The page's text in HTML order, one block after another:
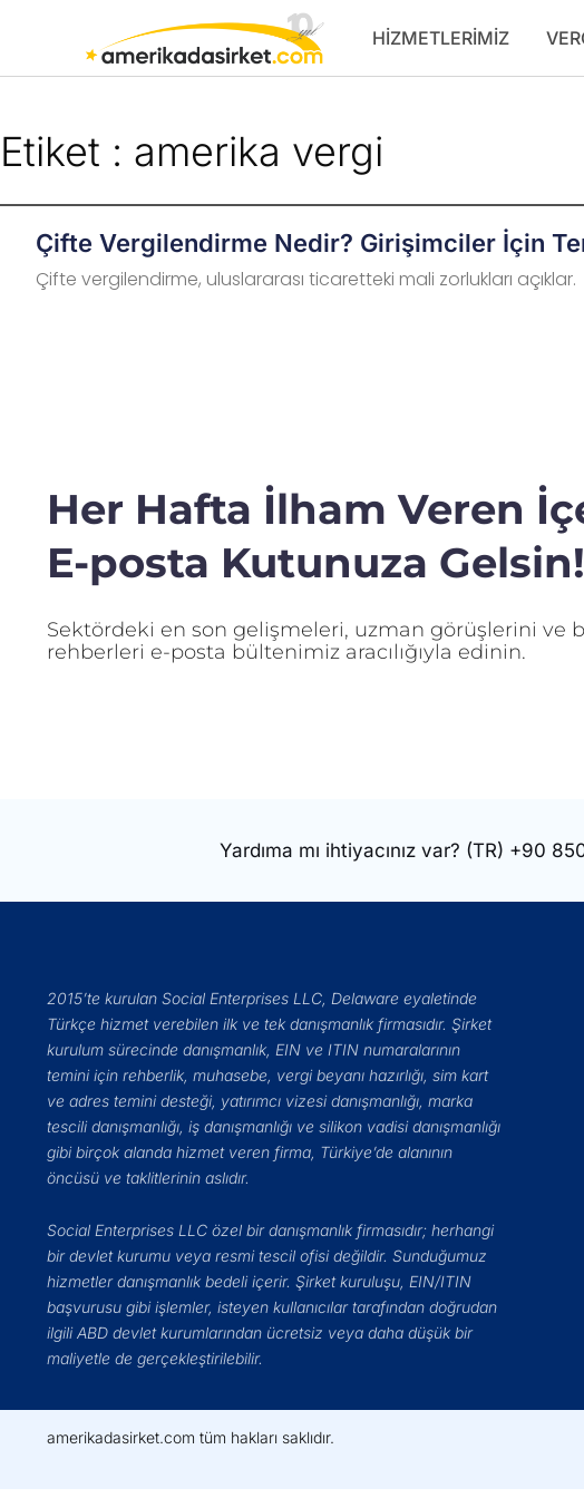
HIZMETLERIMIZ
Etiket : amerika vergi
Çifte Vergilendirme Nedir? Girişimciler İçin
Çifte vergilendirme, uluslararası ticaretteki mali zorlukları açıklar.
Her Hafta İlham Veren
E-posta Kutunuza Gelsin!
Sektördeki en son gelişmeleri, uzman görüşlerini ve
rehberleri e-posta bültenimiz aracılığıyla edinin.
Yardıma mı ihtiyacınız var? (TR) +90
2015’te kurulan Social Enterprises LLC, Delaware eyaletinde
Türkçe hizmet verebilen ilk ve tek danışmanlık firmasıdır. Şirket
kurulum sürecinde danışmanlık, EIN ve ITIN numaralarının
temini için rehberlik, muhasebe, vergi beyanı hazırlığı, sim kart
ve adres temini desteği, yatırımcı vizesi danışmanlığı, marka
tescili danışmanlığı, iş danışmanlığı ve silikon vadisi danışmanlığı
gibi birçok alanda hizmet veren firma, Türkiye’de alanının
öncüsü ve taklitlerinin aslıdır.
Social Enterprises LLC özel bir danışmanlık firmasıdır; herhangi
bir devlet kurumu veya resmi tescil ofisi değildir. Sunduğumuz
hizmetler danışmanlık bedeli içerir. Şirket kuruluşu, EIN/ITIN
başvurusu gibi işlemler, isteyen kullanıcılar tarafından doğrudan
ilgili ABD devlet kurumlarından ücretsiz veya daha düşük bir
maliyetle de gerçekleştirilebilir.
amerikadasirket.com tüm hakları saklıdır.